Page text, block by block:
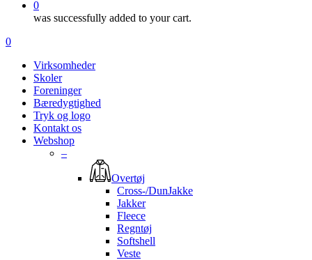
0
was successfully added to your cart.
Menu
search
account
0
Virksomheder
Skoler
Foreninger
Bæredygtighed
Tryk og logo
Kontakt os
Webshop
–
Overtøj
Cross-/DunJakke
Jakker
Fleece
Regntøj
Softshell
Veste